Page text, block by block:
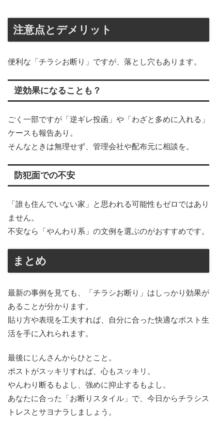
注意点とデメリット
便利な「チラシお断り」ですが、落とし穴もあります。
逆効果になることも？
ごく一部ですが「逆ギレ投函」や「わざと多めに入れる」
ケースも報告あり。
そんなときは無理せず、管理会社や配布元に相談を。
防犯面での不安
「誰も住んでいない家」と思われる可能性もゼロではあり
ません。
不安なら「やんわり系」の文例を選ぶのがおすすめです。
まとめ
最新の事例を見ても、「チラシお断り」はしっかり効果が
あることが分かります。
貼り方や表現を工夫すれば、自分に合った快適なポスト生
活を手に入れられます。
最後にじんさんからひとこと。
ポストがスッキリすれば、心もスッキリ。
やんわり断るもよし、強めに抑止するもよし。
あなたに合った「お断りスタイル」で、今日からチラシス
トレスとサヨナラしましょう。